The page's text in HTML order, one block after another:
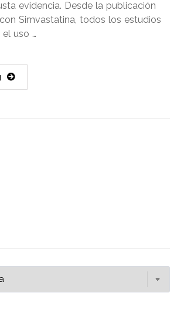
evidencia. Desde la publicación
Simvastatina, todos los estudios
uso …